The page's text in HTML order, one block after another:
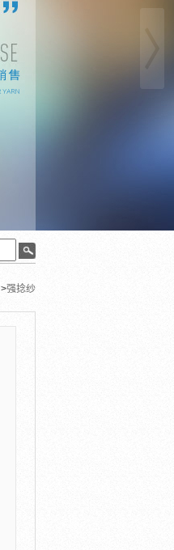
>强捻纱